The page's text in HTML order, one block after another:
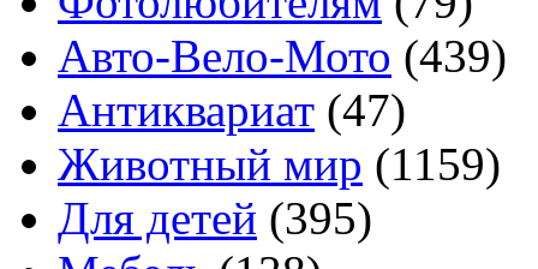
Авто-Вело-Мото (439)
Антиквариат (47)
Животный мир (1159)
Для детей (395)